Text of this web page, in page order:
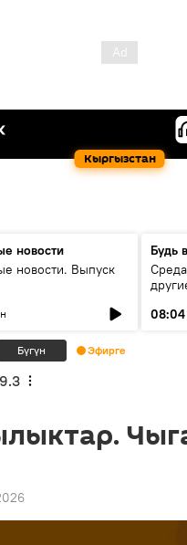
Кыргызстан
новости
новости. Выпуск
Будь
08:04
Бүгүн Эфирге